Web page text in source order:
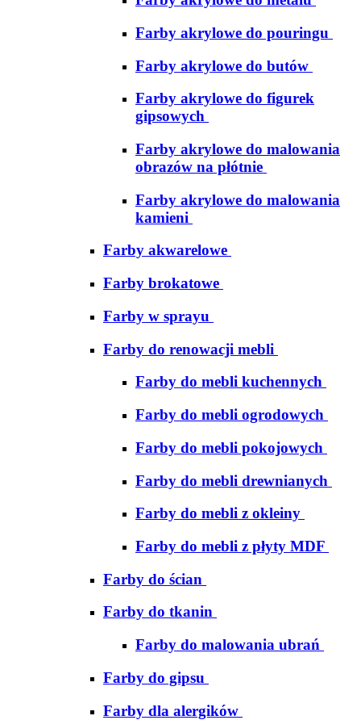
Farby akrylowe do pouringu
Farby akrylowe do butów
Farby akrylowe do figurek
gipsowych
Farby akrylowe do malowania
obrazów na płótnie
Farby akrylowe do malowania
kamieni
Farby akwarelowe
Farby brokatowe
Farby w sprayu
Farby do renowacji mebli
Farby do mebli kuchennych
Farby do mebli ogrodowych
Farby do mebli pokojowych
Farby do mebli drewnianych
Farby do mebli z okleiny
Farby do mebli z płyty MDF
Farby do ścian
Farby do tkanin
Farby do malowania ubrań
Farby do gipsu
Farby dla alergików